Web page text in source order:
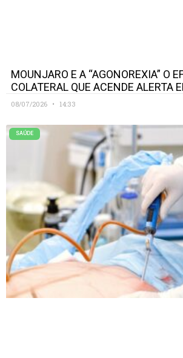
MOUNJARO E A “AGONOREXIA” O
COLATERAL QUE ACENDE ALERTA
08/07/2026 14:33
SAÚDE